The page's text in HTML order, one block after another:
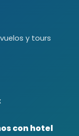
y tours
con hotel